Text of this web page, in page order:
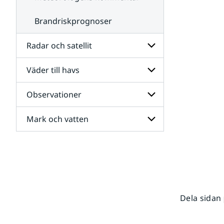
Brandriskprognoser
Radar och satellit
Undersidor
för
Radar
och
satellit
Väder till havs
Undersidor
för
Väder
till
havs
Observationer
Undersidor
för
Mark och vatten
Dela sidan